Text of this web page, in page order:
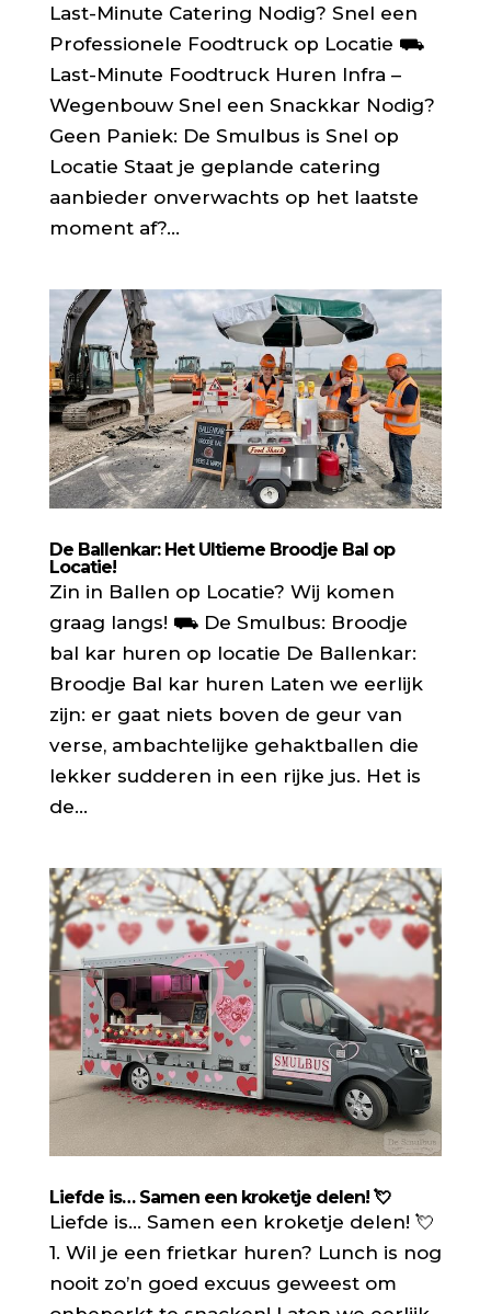
Last-Minute Catering Nodig? Snel een
Professionele Foodtruck op Locatie ⛟
Last-Minute Foodtruck Huren Infra –
Wegenbouw Snel een Snackkar Nodig?
Geen Paniek: De Smulbus is Snel op
Locatie Staat je geplande catering
aanbieder onverwachts op het laatste
moment af?...
De Ballenkar: Het Ultieme Broodje Bal op
Locatie!
Zin in Ballen op Locatie? Wij komen
graag langs! ⛟ De Smulbus: Broodje
bal kar huren op locatie De Ballenkar:
Broodje Bal kar huren Laten we eerlijk
zijn: er gaat niets boven de geur van
verse, ambachtelijke gehaktballen die
lekker sudderen in een rijke jus. Het is
de...
Liefde is… Samen een kroketje delen! 💘
Liefde is… Samen een kroketje delen! 💘
1. Wil je een frietkar huren? Lunch is nog
nooit zo’n goed excuus geweest om